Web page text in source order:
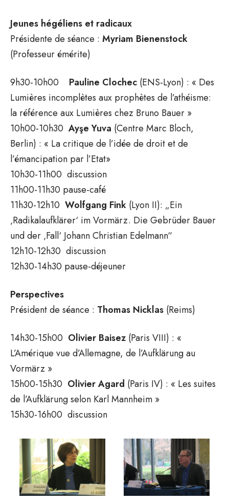
Jeunes hégéliens et radicaux
Présidente de séance : Myriam Bienenstock
(Professeur émérite)
9h30-10h00 Pauline Clochec (ENS-Lyon) : « Des
Lumières incomplètes aux prophètes de l’athéisme:
la référence aux Lumières chez Bruno Bauer »
10h00-10h30 Ayşe Yuva (Centre Marc Bloch,
Berlin) : « La critique de l’idée de droit et de
l’émancipation par l’Etat»
10h30-11h00 discussion
11h00-11h30 pause-café
11h30-12h10 Wolfgang Fink (Lyon II): „Ein
‚Radikalaufklärer‘ im Vormärz. Die Gebrüder Bauer
und der ‚Fall‘ Johann Christian Edelmann“
12h10-12h30 discussion
12h30-14h30 pause-déjeuner
Perspectives
Président de séance : Thomas Nicklas (Reims)
14h30-15h00 Olivier Baisez (Paris VIII) : «
L’Amérique vue d’Allemagne, de l’Aufklärung au
Vormärz »
15h00-15h30 OlivierAgard (Paris IV) : « Les suites
de l’Aufklärung selon Karl Mannheim »
15h30-16h00 discussion